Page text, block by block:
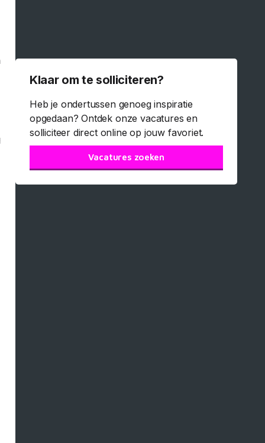
Klaar om te solliciteren?
Heb je ondertussen genoeg inspiratie
opgedaan? Ontdek onze vacatures en
solliciteer direct online op jouw favoriet.
Vacatures zoeken